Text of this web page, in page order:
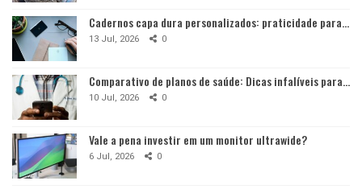
Cadernos capa dura personalizados: praticidade para…
13 Jul, 2026 0
Comparativo de planos de saúde: Dicas infalíveis para…
10 Jul, 2026 0
Vale a pena investir em um monitor ultrawide?
6 Jul, 2026 0